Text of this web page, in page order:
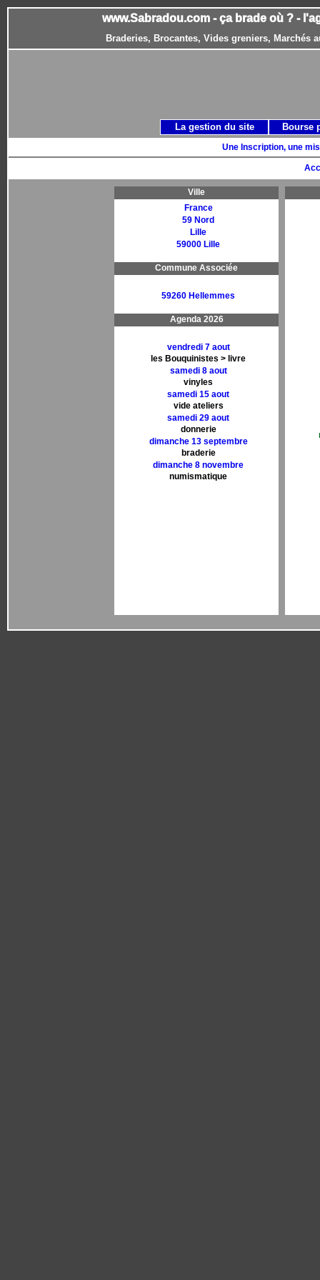
www.Sabradou.com - ça brade où ? -
Braderies, Brocantes, Vides greniers, Marchés
Une Inscription, une
Ville
France
59 Nord
Lille
59000 Lille
Commune Associée
59260 Hellemmes
Agenda 2026
vendredi 7 aout
les Bouquinistes > livre
samedi 8 aout
vinyles
samedi 15 aout
vide ateliers
samedi 29 aout
donnerie
dimanche 13 septembre
braderie
dimanche 8 novembre
numismatique
La gestion du site Bourse